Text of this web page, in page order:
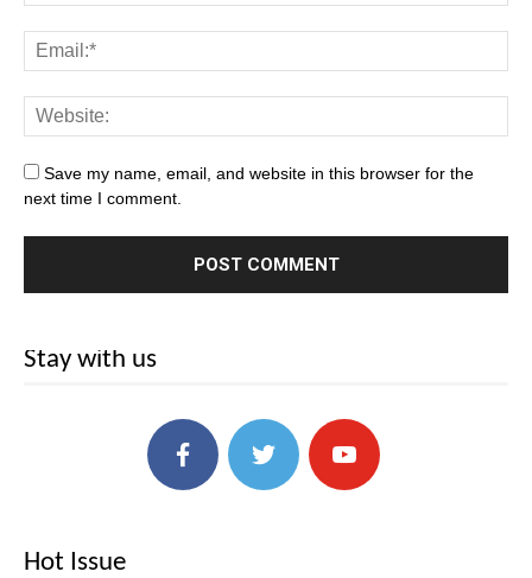
Save my name, email, and website in this browser for the
next time I comment.
Stay with us
Hot Issue